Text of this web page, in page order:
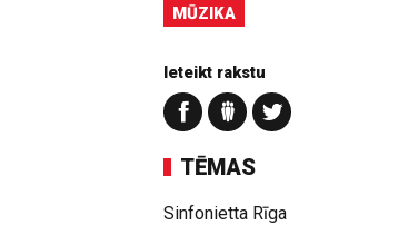
MŪZIKA
Ieteikt rakstu
TĒMAS
Sinfonietta Rīga